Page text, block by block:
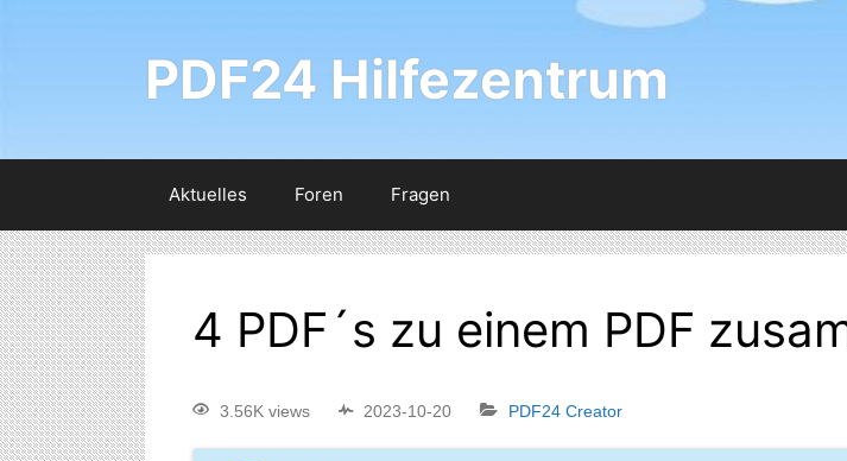
PDF24 Hilfezentrum
Aktuelles Foren Fragen
4 PDF´s zu einem PDF
3.56K views 2023-10-20 PDF24 Creator